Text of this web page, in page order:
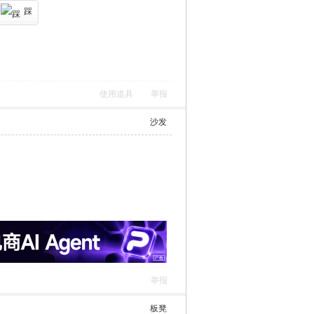
踩
使用道具 举报
沙发
举报
板凳